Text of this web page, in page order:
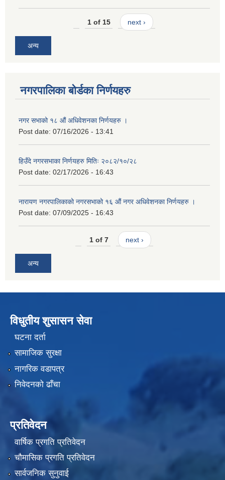
1 of 15 next ›
अन्य
नगरपालिका बोर्डका निर्णयहरु
नगर सभाको १८ औं अधिवेशनका निर्णयहरु ।
Post date: 07/16/2026 - 13:41
हिउँदे नगरसभाका निर्णयहरु मितिः २०८२/१०/२८
Post date: 02/17/2026 - 16:43
नारायण नगरपालिकाको नगरसभाको १६ औं नगर अधिवेशनका निर्णयहरु ।
Post date: 07/09/2025 - 16:43
1 of 7 next ›
अन्य
विधुतीय शुसासन सेवा
घटना दर्ता
सामाजिक सुरक्षा
नागरिक वडापत्र
निवेदनको ढाँचा
प्रतिवेदन
वार्षिक प्रगति प्रतिवेदन
चौमासिक प्रगति प्रतिवेदन
सार्वजनिक सुनुवाई